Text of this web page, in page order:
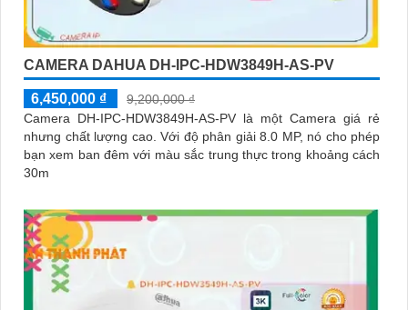
CAMERA DAHUA DH-IPC-HDW3849H-AS-PV
6,450,000 ₫
9,200,000 ₫
Camera DH-IPC-HDW3849H-AS-PV là một Camera giá rẻ
nhưng chất lượng cao. Với độ phân giải 8.0 MP, nó cho phép
bạn xem ban đêm với màu sắc trung thực trong khoảng cách
30m